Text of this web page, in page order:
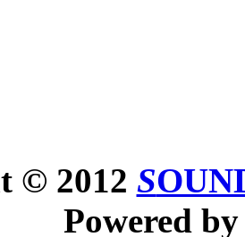
© 2012 S
Powered